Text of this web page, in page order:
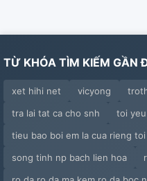
TỪ KHÓA TÌM KIẾM GẦN
xet hihi net vicyong
tra lai tat ca cho snh
toi
tieu bao boi em la cua rieng
song tinh np bach lien hoa